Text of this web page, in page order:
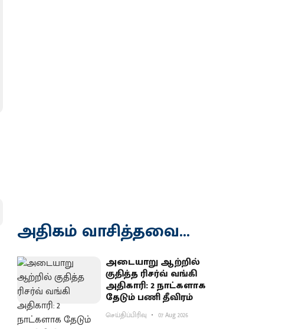
அதிகம் வாசித்தவை...
அடையாறு ஆற்றில்
குதித்த ரிசர்வ் வங்கி
அதிகாரி: 2 நாட்களாக
தேடும் பணி தீவிரம்
செய்திப்பிரிவு 07 Aug 2026